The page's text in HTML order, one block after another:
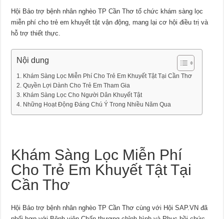
Hội Bảo trợ bệnh nhân nghèo TP Cần Thơ tổ chức khám sàng lọc
miễn phí cho trẻ em khuyết tật vận động, mang lại cơ hội điều trị và
hỗ trợ thiết thực.
Nội dung
Khám Sàng Lọc Miễn Phí Cho Trẻ Em Khuyết Tật Tại Cần Thơ
Quyền Lợi Dành Cho Trẻ Em Tham Gia
Khám Sàng Lọc Cho Người Dân Khuyết Tật
Những Hoạt Động Đáng Chú Ý Trong Nhiều Năm Qua
Khám Sàng Lọc Miễn Phí
Cho Trẻ Em Khuyết Tật Tại
Cần Thơ
Hội Bảo trợ bệnh nhân nghèo TP Cần Thơ cùng với Hội SAP.VN đã